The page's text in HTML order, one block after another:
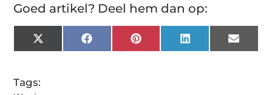
Goed artikel? Deel hem dan op:
X
(Twitter)
FacebookPinterest LinkedIn Email
Tags: